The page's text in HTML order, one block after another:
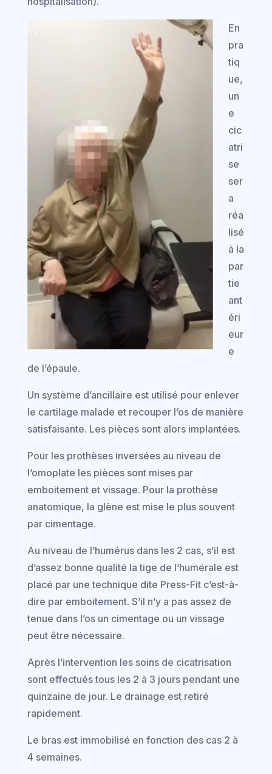
En
pra
tiq
ue,
un
e
cic
atri
se
ser
a
réa
lisé
à la
par
tie
ant
éri
eur
e
de l’épaule.
Un système d’ancillaire est utilisé pour enlever
le cartilage malade et recouper l’os de manière
satisfaisante. Les pièces sont alors implantées.
Pour les prothèses inversées au niveau de
l’omoplate les pièces sont mises par
emboitement et vissage. Pour la prothèse
anatomique, la glène est mise le plus souvent
par cimentage.
Au niveau de l’humérus dans les 2 cas, s’il est
d’assez bonne qualité la tige de l’humérale est
placé par une technique dite Press-Fit c’est-à-
dire par emboitement. S’il n’y a pas assez de
tenue dans l’os un cimentage ou un vissage
peut être nécessaire.
Après l’intervention les soins de cicatrisation
sont effectués tous les 2 à 3 jours pendant une
quinzaine de jour. Le drainage est retiré
rapidement.
Le bras est immobilisé en fonction des cas 2 à
4 semaines.